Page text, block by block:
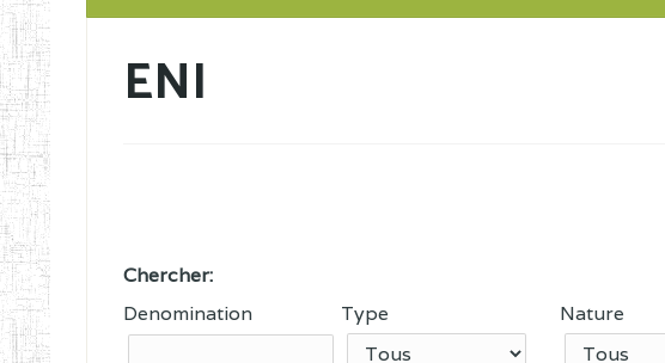
ENI
Chercher:
Denomination
Type Nature